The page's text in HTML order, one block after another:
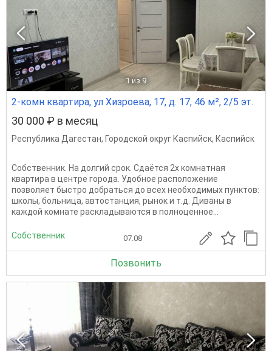
1 из 9
2-комн квартира, ул Хизроева, 17, д. 17, 46 м², 2/5 эт.
30 000 ₽ в месяц
Республика Дагестан, Городской округ Каспийск, Каспийск
Собственник. На долгий срок. Сдаётся 2х комнатная
квартира в центре города. Удобное расположение
позволяет быстро добраться до всех необходимых пунктов:
школы, больница, автостанция, рынок и т.д. Диваны в
каждой комнате раскладываются в полноценное...
Собственник 07.08
Позвонить